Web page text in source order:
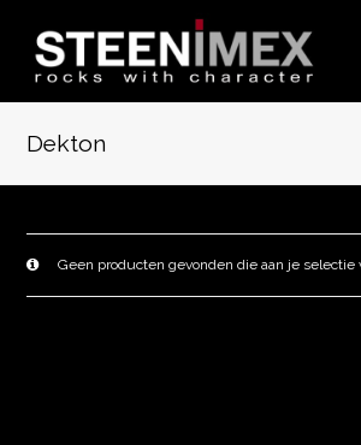
Dekton
Geen producten gevonden die aan je selectie